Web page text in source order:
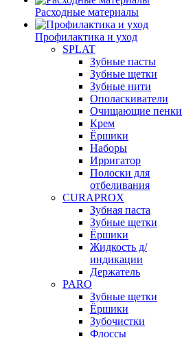
Расходные материалы
Профилактика и уход
SPLAT
Зубные пасты
Зубные щетки
Зубные нити
Ополаскиватели
Очищающие пенки
Крем
Ёршики
Наборы
Ирригатор
Полоски для
отбеливания
CURAPROX
Зубная паста
Зубные щетки
Ёршики
Жидкость д/
индикации
Держатель
PARO
Зубные щетки
Ёршики
Зубочистки
Флоссы